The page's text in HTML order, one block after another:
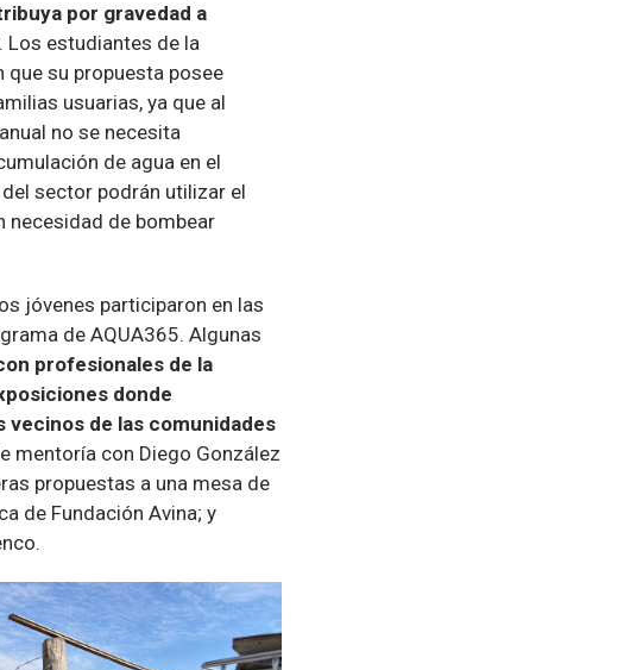
por gravedad a
. Los estudiantes de la
que su propuesta posee
usuarias, ya que al
no se necesita
de agua en el
sector podrán utilizar el
necesidad de bombear
jóvenes participaron en las
de AQUA365. Algunas
profesionales de la
donde
de las comunidades
mentoría con Diego González
propuestas a una mesa de
de Fundación Avina; y